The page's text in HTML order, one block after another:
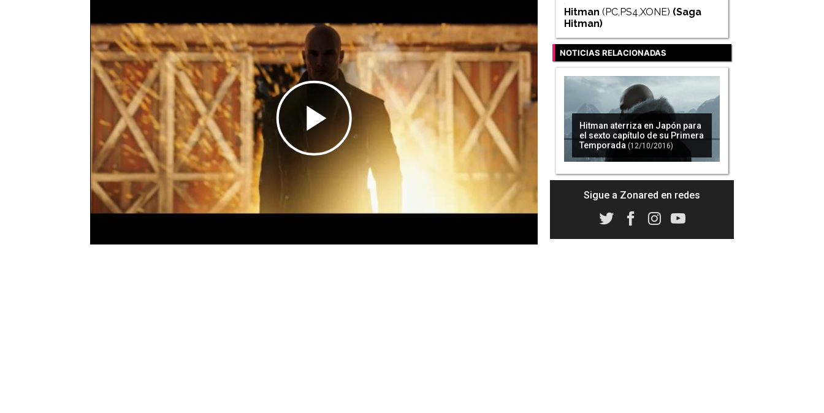
Play
Video
Hitman (PC,PS4,XONE) (Saga
Hitman)
NOTICIAS RELACIONADAS
Hitman aterriza en Japón para
el sexto capítulo de su Primera
Temporada (12/10/2016)
Sigue a Zonared en redes